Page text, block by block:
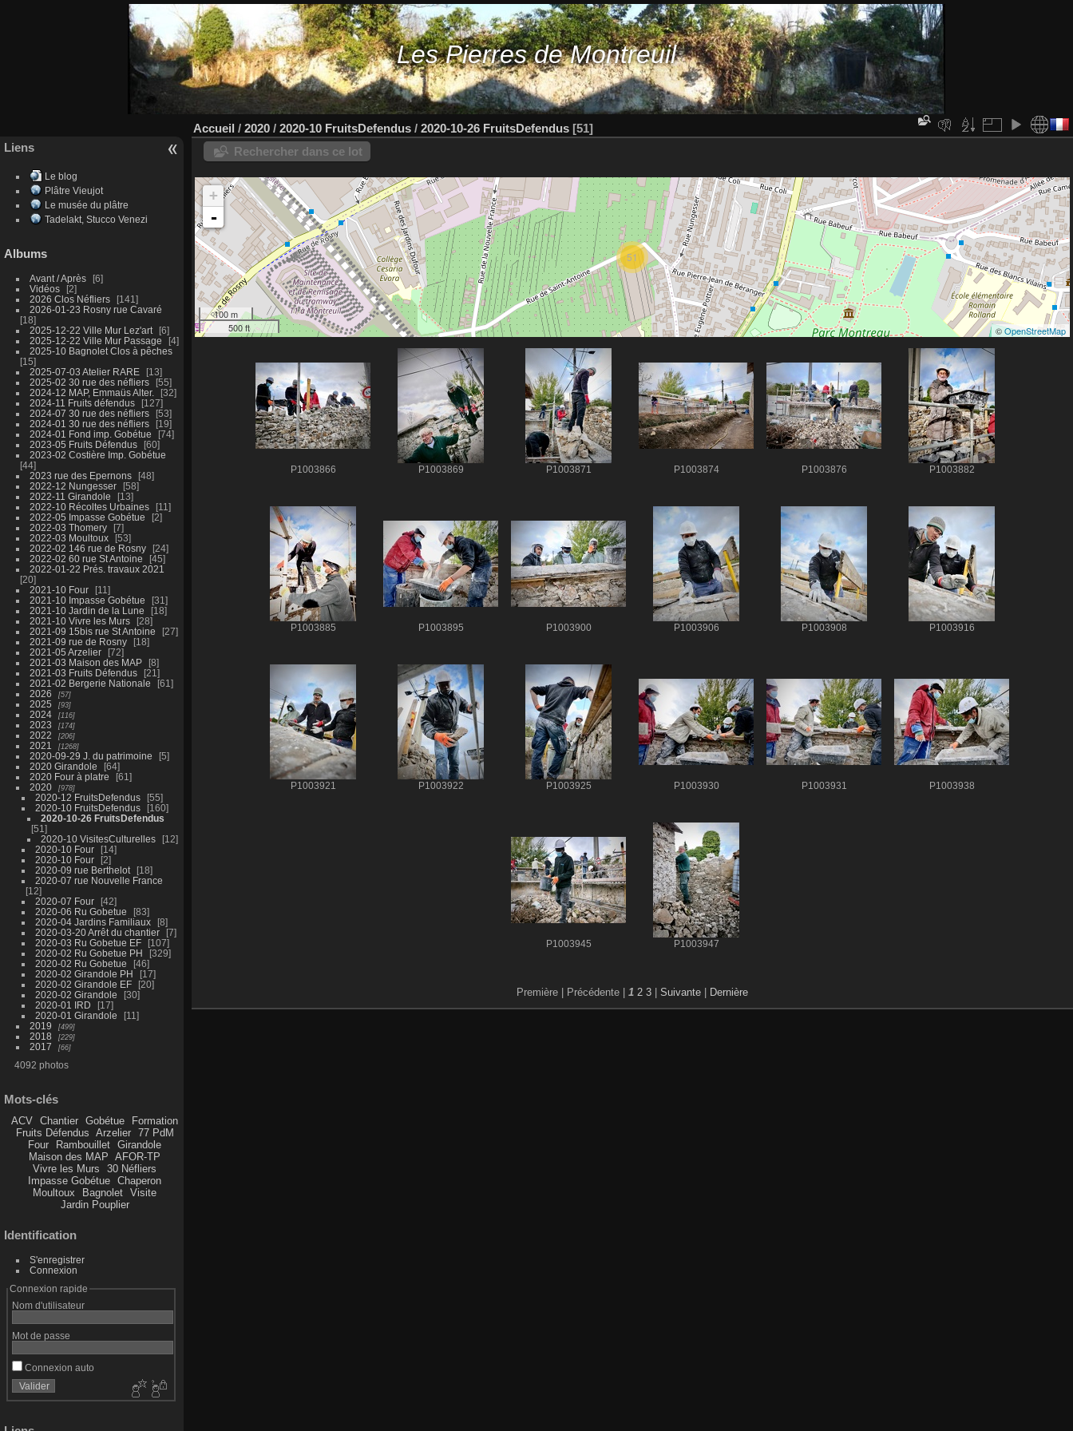
Les Pierres de Montreuil
Liens
Le blog
Plâtre Vieujot
Le musée du plâtre
Tadelakt, Stucco Venezi
Albums
Avant / Après
6
Vidéos
2
2026 Clos Néfliers
141
2026-01-23 Rosny rue Cavaré
18
2025-12-22 Ville Mur Lez'art
6
2025-12-22 Ville Mur Passage
4
2025-10 Bagnolet Clos à pêches
15
2025-07-03 Atelier RARE
13
2025-02 30 rue des néfliers
55
2024-12 MAP, Emmaüs Alter.
32
2024-11 Fruits défendus
127
2024-07 30 rue des néfliers
53
2024-01 30 rue des néfliers
19
2024-01 Fond imp. Gobétue
74
2023-05 Fruits Défendus
60
2023-02 Costière Imp. Gobétue
44
2023 rue des Epernons
48
2022-12 Nungesser
58
2022-11 Girandole
13
2022-10 Récoltes Urbaines
11
2022-05 Impasse Gobétue
2
2022-03 Thomery
7
2022-03 Moultoux
53
2022-02 146 rue de Rosny
24
2022-02 60 rue St Antoine
45
2022-01-22 Prés. travaux 2021
20
2021-10 Four
11
2021-10 Impasse Gobétue
31
2021-10 Jardin de la Lune
18
2021-10 Vivre les Murs
28
2021-09 15bis rue St Antoine
27
2021-09 rue de Rosny
18
2021-05 Arzelier
72
2021-03 Maison des MAP
8
2021-03 Fruits Défendus
21
2021-02 Bergerie Nationale
61
2026
57
2025 93
2024 116
2023 174
2022 206
2021 1268
2020-09-29 J. du patrimoine
5
2020 Girandole
64
2020 Four à platre
61
2020
978
2020-12 FruitsDefendus
55
2020-10 FruitsDefendus
160
2020-10-26 FruitsDefendus
51
2020-10 VisitesCulturelles
12
2020-10 Four
14
2020-10 Four
2
2020-09 rue Berthelot
18
2020-07 rue Nouvelle France
12
2020-07 Four
42
2020-06 Ru Gobetue
83
2020-04 Jardins Familiaux
8
2020-03-20 Arrêt du chantier
7
2020-03 Ru Gobetue EF
107
2020-02 Ru Gobetue PH
329
2020-02 Ru Gobetue
46
2020-02 Girandole PH
17
2020-02 Girandole EF
20
2020-02 Girandole
30
2020-01 IRD
17
2020-01 Girandole
11
2019
499
2018 229
2017 66
4092 photos
Mots-clés
ACV Chantier Gobétue
Formation
Fruits Défendus Arzelier
77 PdM
Four
Rambouillet
Girandole
Maison des MAP
AFOR-TP
Vivre les Murs
30 Néfliers
Impasse Gobétue
Chaperon
Moultoux
Bagnolet
Visite
Jardin Pouplier
Identification
S'enregistrer
Connexion
Connexion rapide
Nom d'utilisateur
Mot de passe
Connexion auto
Accueil / 2020 / 2020-10 FruitsDefendus / 2020-10-26 FruitsDefendus 51
Rechercher dans ce lot
51
+
-
100 m
500 ft
©OpenStreetMap
P1003866 P1003869 P1003871 P1003874 P1003876 P1003882
P1003885 P1003895 P1003900 P1003906 P1003908 P1003916
P1003921 P1003922 P1003925 P1003930 P1003931 P1003938
P1003945 P1003947
Première | Précédente | 1 2 3 Suivante Dernière